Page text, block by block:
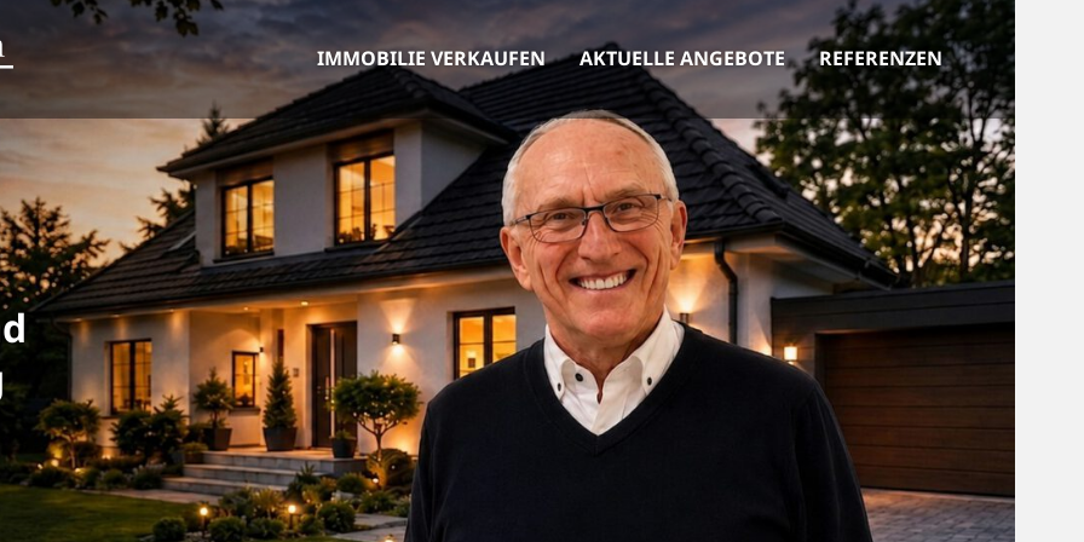
IMMOBILIE VERKAUFEN AKTUELLE ANGEBOTE REFERENZEN